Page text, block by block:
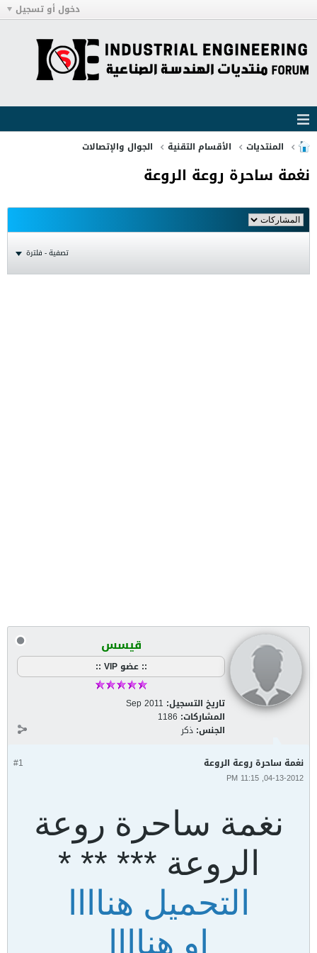
دخول أو تسجيل
المنتديات الأقسام التقنية الجوال والإتصالات
نغمة ساحرة روعة الروعة
تصفية - فلترة
قيسس
:: عضو VIP ::
تاريخ التسجيل: Sep 2011
المشاركات: 1186
الجنس: ذكر
#1 نغمة ساحرة روعة الروعة
04-13-2012, 11:15 PM
نغمة ساحرة روعة
الروعة *** ** *
التحميل هناااا
او هناااا